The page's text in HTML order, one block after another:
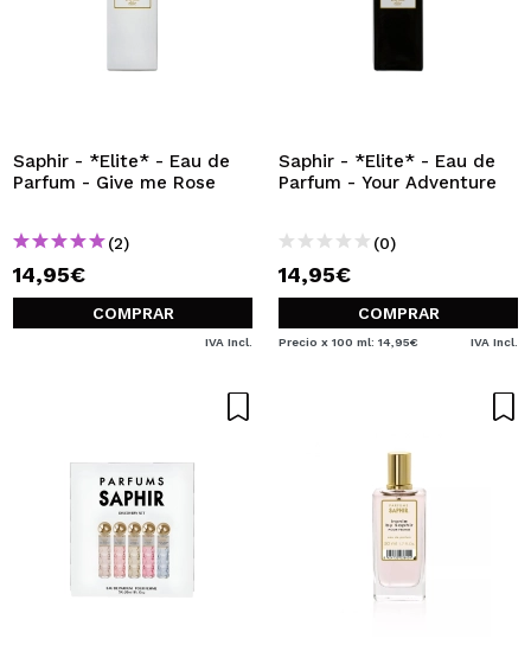
Saphir - *Elite* - Eau de
Parfum - Give me Rose
(2)
14,95€
COMPRAR
IVA Incl.
Saphir - *Elite* - Eau de
Parfum - Your Adventure
(0)
14,95€
COMPRAR
Precio x 100 ml: 14,95€ IVA Incl.